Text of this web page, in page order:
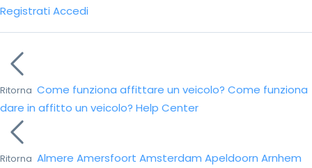
Registrati Accedi
Ritorna Come funziona affittare un veicolo? Come funziona
dare in affitto un veicolo? Help Center
Ritorna Almere Amersfoort Amsterdam Apeldoorn Arnhem